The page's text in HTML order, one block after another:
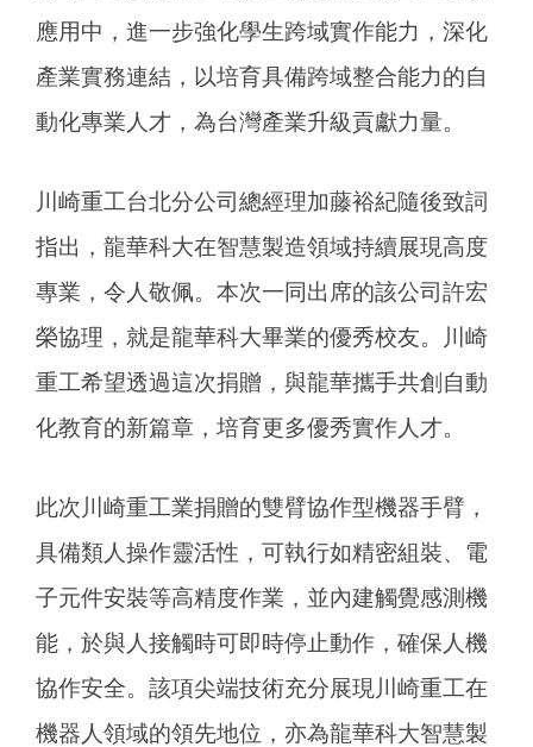
應用中，進一步強化學生跨域實作能力，深化
產業實務連結，以培育具備跨域整合能力的自
動化專業人才，為台灣產業升級貢獻力量。
川崎重工台北分公司總經理加藤裕紀隨後致詞
指出，龍華科大在智慧製造領域持續展現高度
專業，令人敬佩。本次一同出席的該公司許宏
榮協理，就是龍華科大畢業的優秀校友。川崎
重工希望透過這次捐贈，與龍華攜手共創自動
化教育的新篇章，培育更多優秀實作人才。
此次川崎重工業捐贈的雙臂協作型機器手臂，
具備類人操作靈活性，可執行如精密組裝、電
子元件安裝等高精度作業，並內建觸覺感測機
能，於與人接觸時可即時停止動作，確保人機
協作安全。該項尖端技術充分展現川崎重工在
機器人領域的領先地位，亦為龍華科大智慧製